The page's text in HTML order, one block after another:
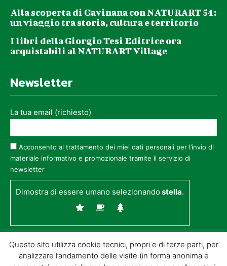
Alla scoperta di Gavinana con NATURART 54:
un viaggio tra storia, cultura e territorio
I libri della Giorgio Tesi Editrice ora
acquistabili al NATURART Village
Newsletter
La tua email (richiesto)
Acconsento al trattamento dei miei dati personali per l’invio di
materiale informativo e promozionale tramite il servizio di
newsletter
Dimostra di essere umano selezionandostella.
Questo sito utilizza cookie tecnici, propri e di terze parti, per
analizzare l’andamento delle visite (in forma anonima e